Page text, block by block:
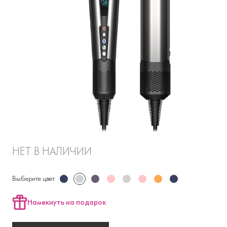
Выберите цвет
НЕТ В НАЛИЧИИ
Намекнуть на подарок